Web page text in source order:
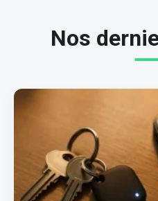
Nos